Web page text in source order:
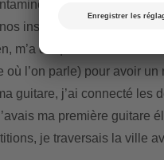
par le virus de la
instruments pour
m’a dit qu’il suffisait de
où l’on parle) pour avoir un
guitare, j’ai connecté les
ma première guitare
je traversais la ville